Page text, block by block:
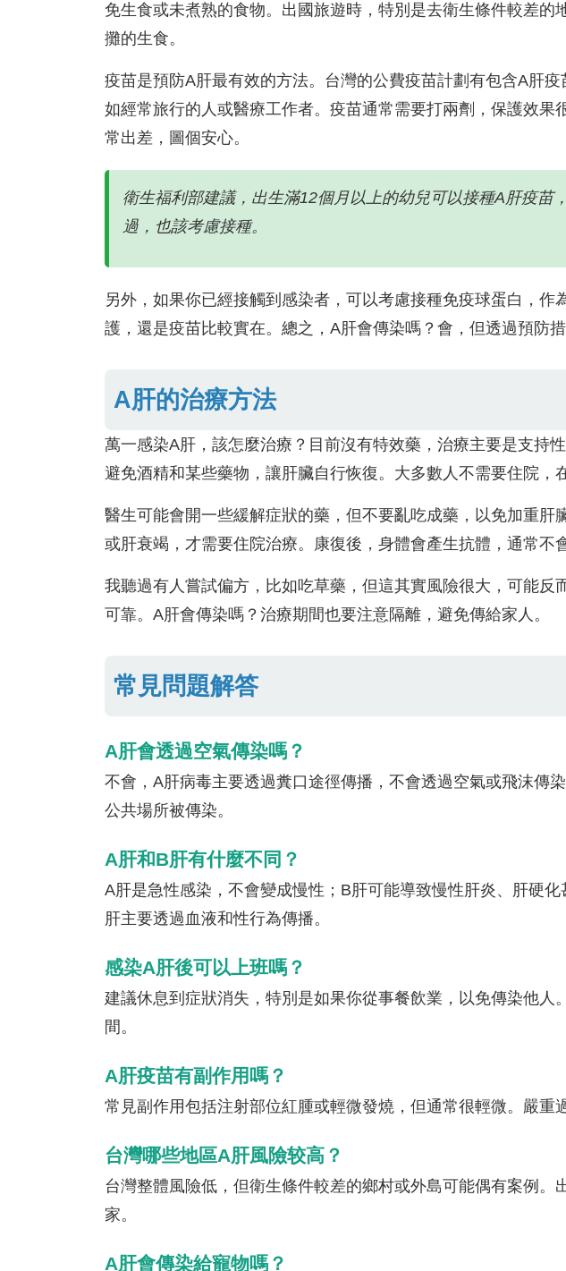
免生食或未煮熟的食物。出國旅遊時，特別是去衛生條件較差的
攤的生食。
疫苗是預防A肝最有效的方法。台灣的公費疫苗計劃有包含A肝
如經常旅行的人或醫療工作者。疫苗通常需要打兩劑，保護效果
常出差，圖個安心。
衛生福利部建議，出生滿12個月以上的幼兒可以接種A肝疫苗
過，也該考慮接種。
另外，如果你已經接觸到感染者，可以考慮接種免疫球蛋白，作
護，還是疫苗比較實在。總之，A肝會傳染嗎？會，但透過預防
A肝的治療方法
萬一感染A肝，該怎麼治療？目前沒有特效藥，治療主要是支持
避免酒精和某些藥物，讓肝臟自行恢復。大多數人不需要住院，
醫生可能會開一些緩解症狀的藥，但不要亂吃成藥，以免加重肝
或肝衰竭，才需要住院治療。康復後，身體會產生抗體，通常不
我聽過有人嘗試偏方，比如吃草藥，但這其實風險很大，可能反
可靠。A肝會傳染嗎？治療期間也要注意隔離，避免傳給家人。
常見問題解答
A肝會透過空氣傳染嗎？
不會，A肝病毒主要透過糞口途徑傳播，不會透過空氣或飛沫傳
公共場所被傳染。
A肝和B肝有什麼不同？
A肝是急性感染，不會變成慢性；B肝可能導致慢性肝炎、肝硬
肝主要透過血液和性行為傳播。
感染A肝後可以上班嗎？
建議休息到症狀消失，特別是如果你從事餐飲業，以免傳染他人
間。
A肝疫苗有副作用嗎？
常見副作用包括注射部位紅腫或輕微發燒，但通常很輕微。嚴重
台灣哪些地區A肝風險较高？
台灣整體風險低，但衛生條件較差的鄉村或外島可能偶有案例。
家。
A肝會傳染給寵物嗎？